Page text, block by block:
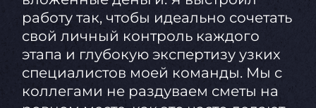
работу так, чтобы идеально сочетать
свой личный контроль каждого
этапа и глубокую экспертизу узких
специалистов моей команды. Мы с
коллегами не раздуваем сметы на